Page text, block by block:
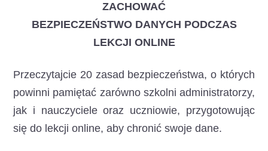
ZACHOWAĆ
BEZPIECZEŃSTWO DANYCH PODCZAS
LEKCJI ONLINE
Przeczytajcie 20 zasad bezpieczeństwa, o których
powinni pamiętać zarówno szkolni administratorzy,
jak i nauczyciele oraz uczniowie, przygotowując
się do lekcji online, aby chronić swoje dane.